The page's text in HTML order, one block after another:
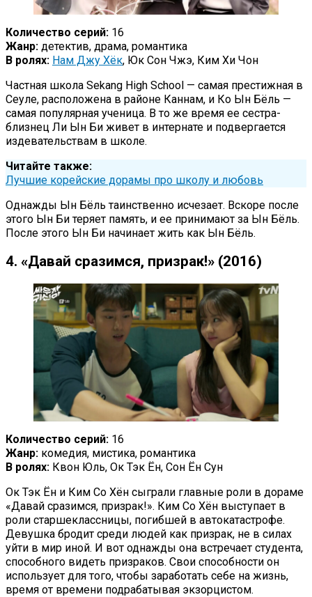
Количество серий: 16
Жанр: детектив, драма, романтика
В ролях: Нам Джу Хёк, Юк Сон Чжэ, Ким Хи Чон
Частная школа Sekang High School — самая престижная в
Сеуле, расположена в районе Каннам, и Ко Ын Бёль —
самая популярная ученица. В то же время ее сестра-
близнец Ли Ын Би живет в интернате и подвергается
издевательствам в школе.
Читайте также:
Лучшие корейские дорамы про школу и любовь
Однажды Ын Бёль таинственно исчезает. Вскоре после
этого Ын Би теряет память, и ее принимают за Ын Бёль.
После этого Ын Би начинает жить как Ын Бёль.
4. «Давай сразимся, призрак!» (2016)
Количество серий: 16
Жанр: комедия, мистика, романтика
В ролях: Квон Юль, Ок Тэк Ён, Сон Ён Сун
Ок Тэк Ён и Ким Со Хён сыграли главные роли в дораме
«Давай сразимся, призрак!». Ким Со Хён выступает в
роли старшеклассницы, погибшей в автокатастрофе.
Девушка бродит среди людей как призрак, не в силах
уйти в мир иной. И вот однажды она встречает студента,
способного видеть призраков. Свои способности он
использует для того, чтобы заработать себе на жизнь,
время от времени подрабатывая экзорцистом.